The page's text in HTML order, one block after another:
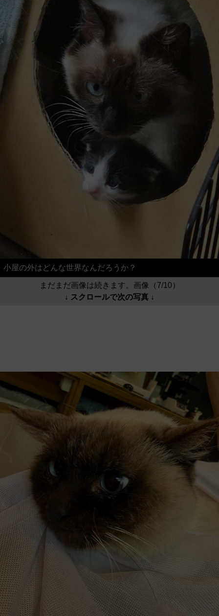
小屋の外はどんな世界なんだろうか？
まだまだ画像は続きます。画像（7/10）
↓ スクロールで次の写真 ↓